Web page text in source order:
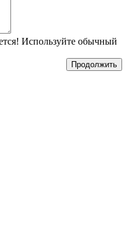
Используйте обычный
Продолжить